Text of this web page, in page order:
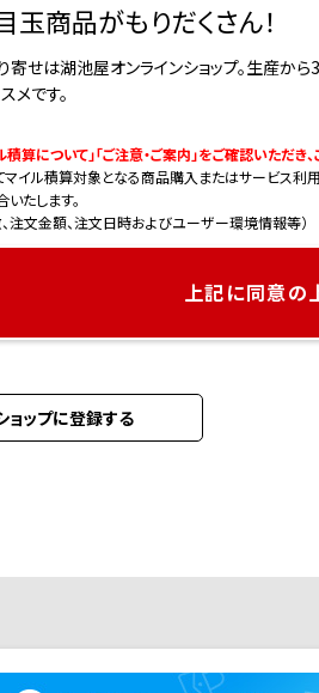
玉商品がもりだくさん！
寄せは湖池屋オンラインショップ。生産か
メです。
算について」「ご注意・ご案内」をご確認いただき
イル積算対象となる商品購入またはサービス利
たします。
注文金額、注文日時およびユーザー環境情報等）
上記に同意の
ョップに登録する